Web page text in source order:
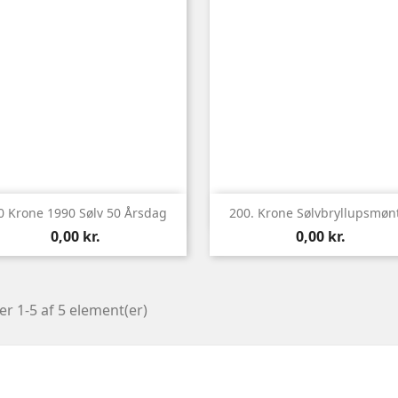
Krone 1990 Sølv 50 Årsdag
Pris
0,00 kr.
 Vis her 200. Krone
Pris
0,00 kr.
 Vis her
1-5 af 5 element(er)